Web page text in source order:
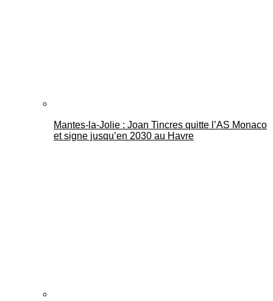
Mantes-la-Jolie : Joan Tincres quitte l’AS Monaco
et signe jusqu’en 2030 au Havre